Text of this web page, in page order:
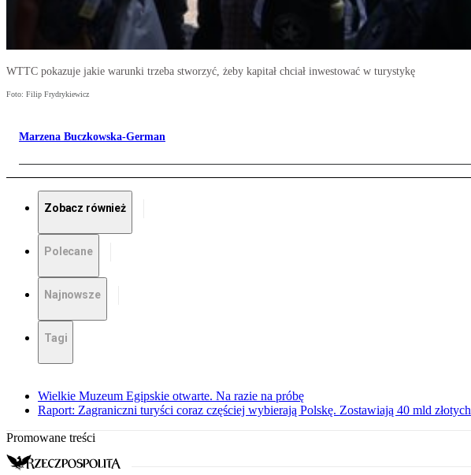
WTTC pokazuje jakie warunki trzeba stworzyć, żeby kapitał chciał inwestować w turystykę
Foto: Filip Frydrykiewicz
Marzena Buczkowska-German
Zobacz również
Polecane
Najnowsze
Tagi
Wielkie Muzeum Egipskie otwarte. Na razie na próbę
Raport: Zagraniczni turyści coraz częściej wybierają Polskę. Zostawiają 40 mld złotych
Promowane treści